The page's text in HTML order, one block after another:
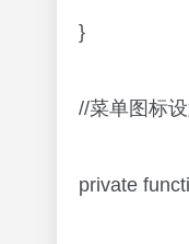
}
//菜单图标
private